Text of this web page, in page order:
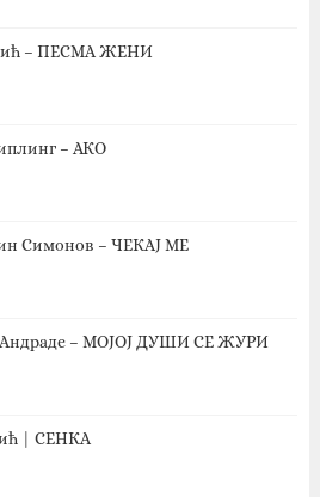
– ПЕСМА ЖЕНИ
– АКО
Симонов – ЧЕКАЈ МЕ
– МОЈОЈ ДУШИ СЕ ЖУРИ
| СЕНКА